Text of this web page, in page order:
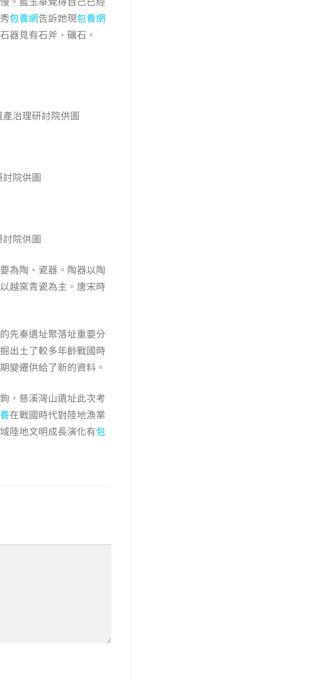
包養網告訴她現包養網
器見有石斧、礪石。
治理研討院供圖
院供圖
院供圖
為陶、瓷器。陶器以陶
越窯青瓷為主。唐宋時
先秦遺址聚落址重要分
出土了較多年齡戰國時
變遷供給了新的資料。
，慈溪灣山遺址此次考
在戰國時代對陸地漁業
陸地文明成長演化有包